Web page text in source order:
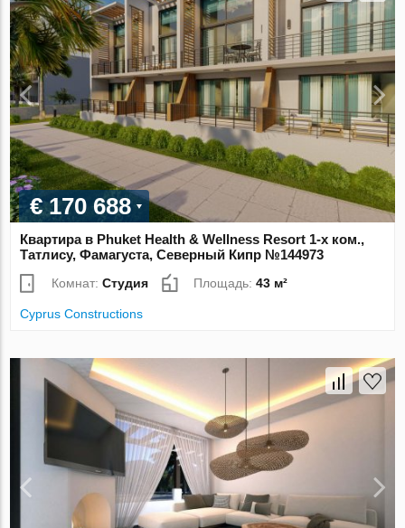
€ 170 688
Квартира в Phuket Health & Wellness Resort 1-х ком.,
Татлису, Фамагуста, Северный Кипр №144973
Комнат:Студия Площадь:43 м²
Cyprus Constructions